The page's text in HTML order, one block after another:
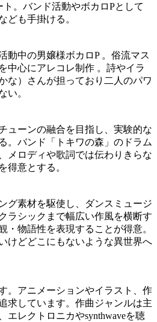
ト。バンド活動やボカロPとして
ども手掛ける。
動中の男嬢様ボカロP 。俗流マス
中心にアレコレ制作 。詩やイラ
な）さんが担っており二人のパワ
い。
ューンの融合を目指し、実験的な
。バンド「トキワの森」のドラム
メロディや歌詞では伝わりきらな
得意とする。
グ素材を駆使し、ダンスミュージ
ラシックまで幅広い作風を横断す
・物語性を表現することが得意。
けどどこにもないような異世界へ
。アニメーションやイラスト、作
求しています。作曲ジャンルは主
エレクトロニカやsynthwaveを聴